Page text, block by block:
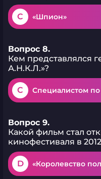
C «Шпион»
Вопрос 8.
Кем представлялся
А.Н.К.Л.»?
C Специалистом
Вопрос 9.
Какой фильм стал
кинофестиваля в
D «Королевство